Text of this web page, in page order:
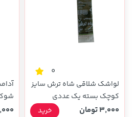
0
لواشک شلاقی شاه ترش سایز
کوچک بسته یک عددی
3,000 تومان خرید 5,000